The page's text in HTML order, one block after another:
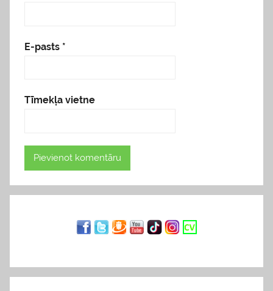
E-pasts *
Tīmekļa vietne